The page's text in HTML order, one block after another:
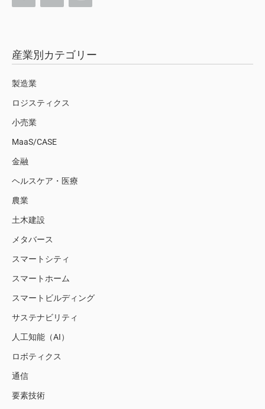
産業別カテゴリー
製造業
ロジスティクス
小売業
MaaS/CASE
金融
ヘルスケア・医療
農業
土木建設
メタバース
スマートシティ
スマートホーム
スマートビルディング
サステナビリティ
人工知能（AI）
ロボティクス
通信
要素技術